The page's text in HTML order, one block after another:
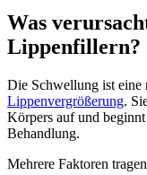
Was
Lippenfillern?
Die Schwellung ist eine
Lippenvergrößerung.
Körpers auf und
Behandlung.
Mehrere Faktoren